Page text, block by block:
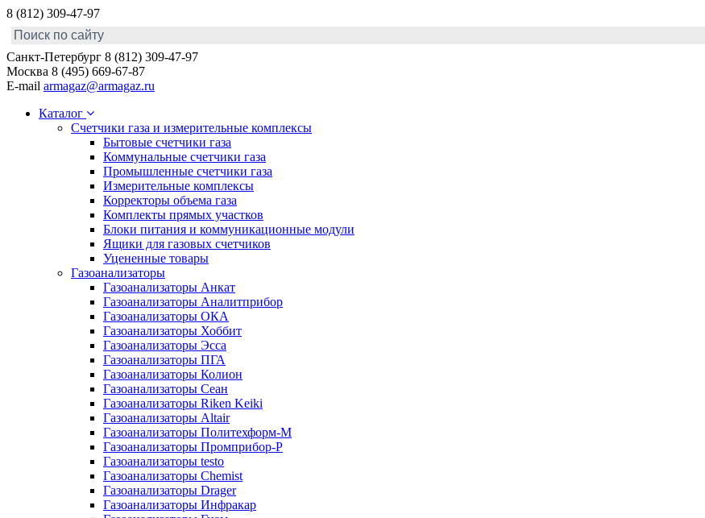
8 (812) 309-47-97
Санкт-Петербург 8 (812) 309-47-97
Москва 8 (495) 669-67-87
E-mail armagaz@armagaz.ru
Каталог
Счетчики газа и измерительные комплексы
Бытовые счетчики газа
Коммунальные счетчики газа
Промышленные счетчики газа
Измерительные комплексы
Корректоры объема газа
Комплекты прямых участков
Блоки питания и коммуникационные модули
Ящики для газовых счетчиков
Уцененные товары
Газоанализаторы
Газоанализаторы Анкат
Газоанализаторы Аналитприбор
Газоанализаторы ОКА
Газоанализаторы Хоббит
Газоанализаторы Эсса
Газоанализаторы ПГА
Газоанализаторы Колион
Газоанализаторы Сеан
Газоанализаторы Riken Keiki
Газоанализаторы Altair
Газоанализаторы Политехформ-М
Газоанализаторы Промприбор-Р
Газоанализаторы testo
Газоанализаторы Chemist
Газоанализаторы Drager
Газоанализаторы Инфракар